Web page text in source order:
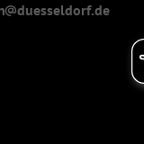
duesseldorf.de